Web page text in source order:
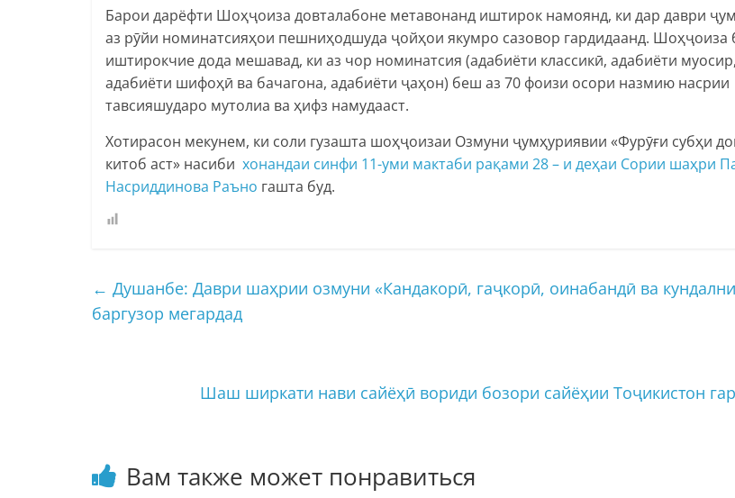
Барои дарёфти Шоҳҷоиза довталабоне метавонанд иштирок намоянд, ки дар даври
аз рӯйи номинатсияҳои пешниҳодшуда ҷойҳои якумро сазовор гардидаанд. Шоҳҷоиза
иштирокчие дода мешавад, ки аз чор номинатсия (адабиёти классикӣ, адабиёти муосир,
адабиёти шифоҳӣ ва бачагона, адабиёти ҷаҳон) беш аз 70 фоизи осори назмию насрии
тавсияшударо мутолиа ва ҳифз намудааст.
Хотирасон мекунем, ки соли гузашта шоҳҷоизаи Озмуни ҷумҳуриявии «Фурӯғи субҳи
китоб аст» насиби хонандаи синфи 11-уми мактаби рақами 28 – и деҳаи Сории шаҳри
Насриддинова Раъно гашта буд.
← Душанбе: Даври шаҳрии озмуни «Кандакорӣ, гаҷкорӣ, оинабандӣ ва
баргузор мегардад
Шаш ширкати нави сайёҳӣ вориди бозори сайёҳии Тоҷикистон
Вам также может понравиться